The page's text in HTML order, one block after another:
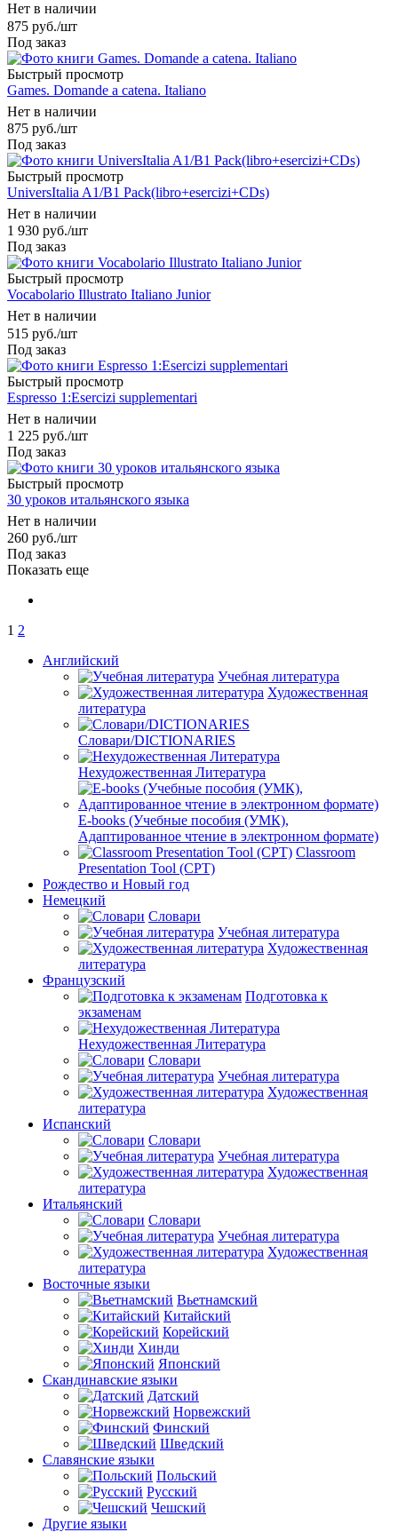
Нет в наличии
875 руб./шт
Под заказ
Быстрый просмотр
Games. Domande a catena. Italiano
Нет в наличии
875 руб./шт
Под заказ
Быстрый просмотр
UniversItalia A1/B1 Pack(libro+esercizi+CDs)
Нет в наличии
1 930 руб./шт
Под заказ
Быстрый просмотр
Vocabolario Illustrato Italiano Junior
Нет в наличии
515 руб./шт
Под заказ
Быстрый просмотр
Espresso 1:Esercizi supplementari
Нет в наличии
1 225 руб./шт
Под заказ
Быстрый просмотр
30 уроков итальянского языка
Нет в наличии
260 руб./шт
Под заказ
Показать еще
1 2
Английский
Учебная литература
Художественная
литература
Словари/DICTIONARIES
Нехудожественная Литература
E-books (Учебные пособия (УМК),
Адаптированное чтение в электронном формате)
Classroom
Presentation Tool (CPT)
Рождество и Новый год
Немецкий
Словари
Учебная литература
Художественная
литература
Французский
Подготовка к
экзаменам
Нехудожественная Литература
Словари
Учебная литература
Художественная
литература
Испанский
Словари
Учебная литература
Художественная
литература
Итальянский
Словари
Учебная литература
Художественная
литература
Восточные языки
Вьетнамский
Китайский
Корейский
Хинди
Японский
Скандинавские языки
Датский
Норвежский
Финский
Шведский
Славянские языки
Польский
Русский
Чешский
Другие языки